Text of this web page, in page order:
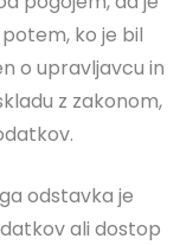
ko je bil
o upravljavcu in
z zakonom,
odstavka je
ali dostop